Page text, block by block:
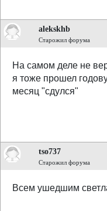
alekskhb
Старожил форума
На самом деле не
я тоже прошел
месяц "сдулся"
tso737
Старожил форума
Всем ушедшим